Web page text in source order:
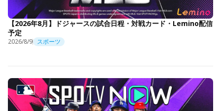
【2026年8月】ドジャースの試合日程・対戦カード・Lemino配信
予定
2026/8/9 スポーツ